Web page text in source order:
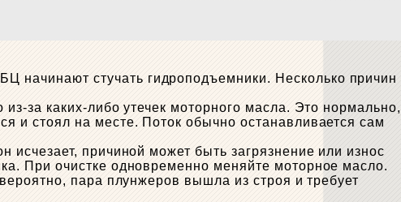
начинают стучать гидроподъемники. Несколько причин
за каких-либо утечек моторного масла. Это нормально,
и стоял на месте. Поток обычно останавливается сам
исчезает, причиной может быть загрязнение или износ
При очистке одновременно меняйте моторное масло.
пара плунжеров вышла из строя и требует